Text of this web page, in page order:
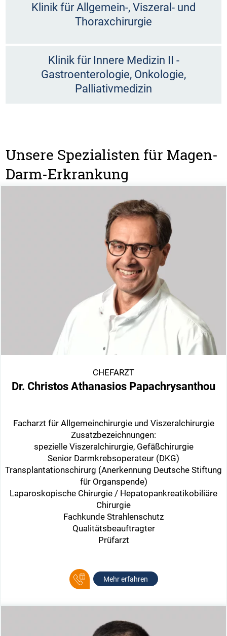
Klinik für Allgemein-, Viszeral- und
Thoraxchirurgie
Klinik für Innere Medizin II -
Gastroenterologie, Onkologie,
Palliativmedizin
Unsere Spezialisten für Magen-
Darm-Erkrankung
CHEFARZT
Dr. Christos Athanasios Papachrysanthou
Facharzt für Allgemeinchirurgie und Viszeralchirurgie
Zusatzbezeichnungen:
spezielle Viszeralchirurgie, Gefäßchirurgie
Senior Darmkrebsoperateur (DKG)
Transplantationschirurg (Anerkennung Deutsche Stiftung
für Organspende)
Laparoskopische Chirurgie / Hepatopankreatikobiliäre
Chirurgie
Fachkunde Strahlenschutz
Qualitätsbeauftragter
Prüfarzt
Mehr erfahren